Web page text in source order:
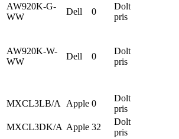
AW920K-G-
WW
Dell 0
Dolt
pris
AW920K-W-
WW
Dell 0
Dolt
pris
MXCL3LB/A Apple 0
Dolt
pris
MXCL3DK/A Apple 32
Dolt
pris